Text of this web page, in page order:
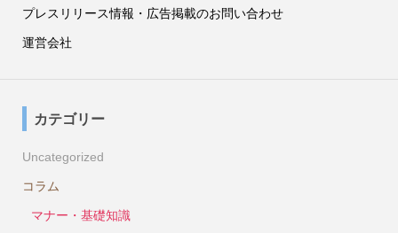
プレスリリース情報・広告掲載のお問い合わせ
運営会社
カテゴリー
Uncategorized
コラム
マナー・基礎知識